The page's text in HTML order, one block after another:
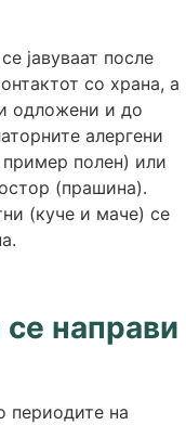
јавуваат после
со храна, а
одложени и до
алергени
пример полен) или
(прашина).
(куче и маче) се
направи
периодите на